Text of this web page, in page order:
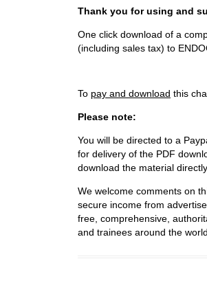
Thank you for using and
One click download of a
(including sales tax) to
To pay and download this
Please note:
You will be directed to a
for delivery of the PDF
download the material
We welcome comments on
secure income from
free, comprehensive,
and trainees around the